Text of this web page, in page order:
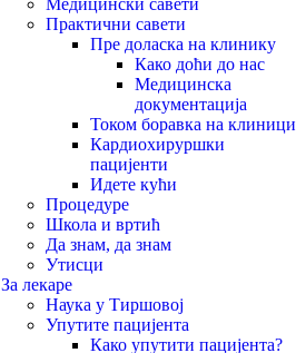
Медицински савети
Практични савети
Пре доласка на клинику
Како доћи до нас
Медицинска
документација
Током боравка на клиници
Кардиохируршки
пацијенти
Идете кући
Процедуре
Школа и вртић
Да знам, да знам
Утисци
За лекаре
Наука у Тиршовој
Упутите пацијента
Како упутити пацијента?